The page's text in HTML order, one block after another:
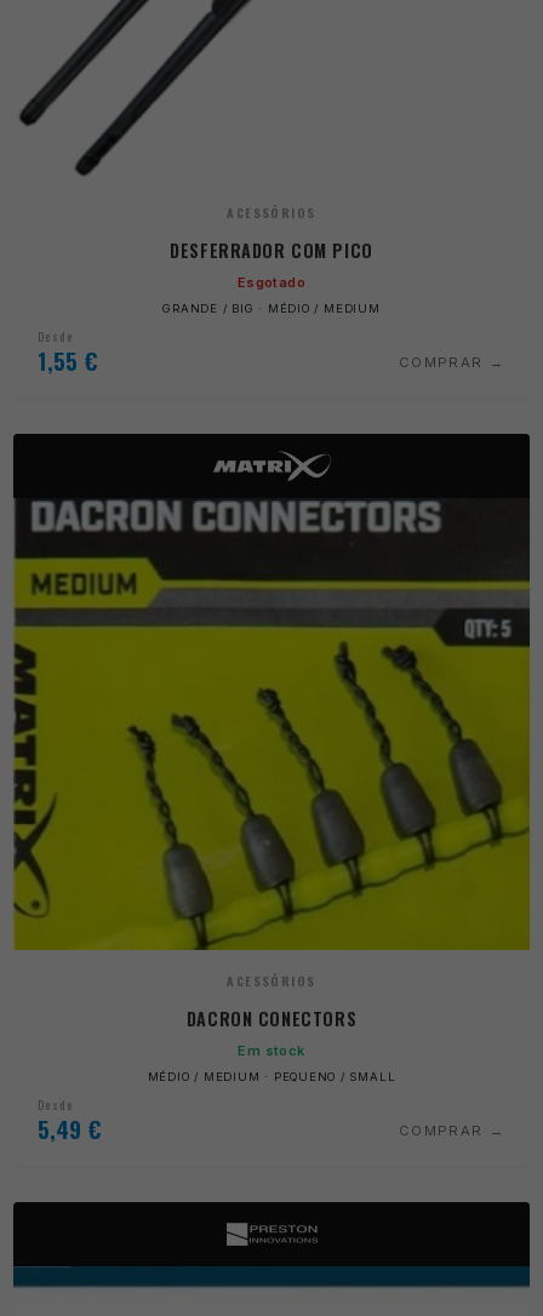
ACESSÓRIOS
DESFERRADOR COM PICO
Esgotado
GRANDE / BIG · MÉDIO / MEDIUM
Desde
1,55 € COMPRAR
ACESSÓRIOS
DACRON CONECTORS
Em stock
MÉDIO / MEDIUM · PEQUENO / SMALL
Desde
5,49 € COMPRAR